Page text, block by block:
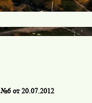
№6 от 20.07.2012